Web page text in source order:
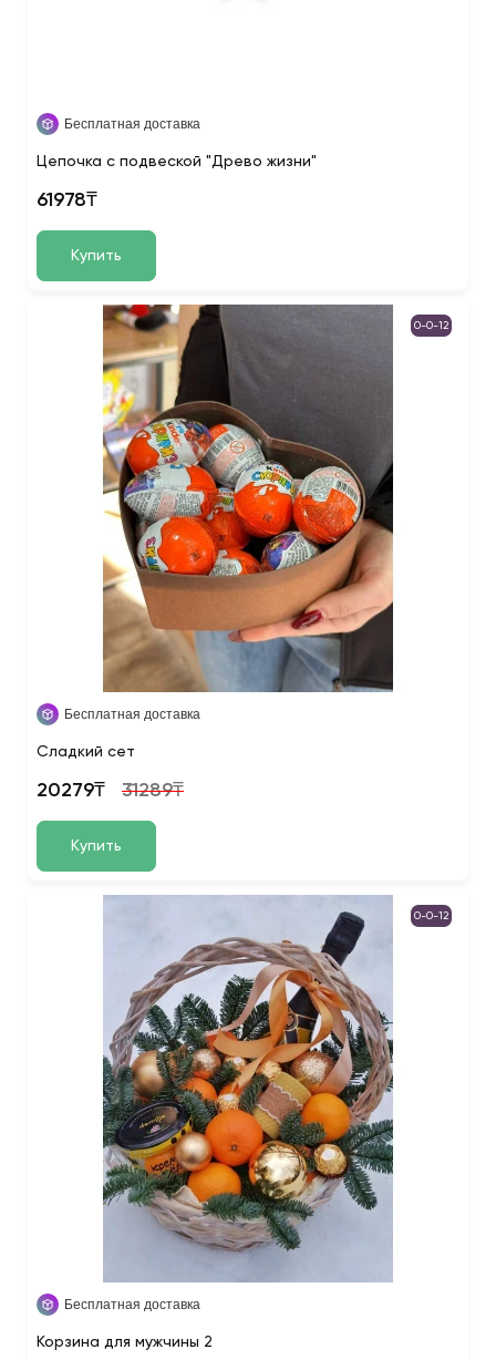
Бесплатная доставка
Цепочка с подвеской "Древо жизни"
61978₸
Купить
0-0-12
Бесплатная доставка
Сладкий сет
20279₸ 31289₸
Купить
0-0-12
Бесплатная доставка
Корзина для мужчины 2